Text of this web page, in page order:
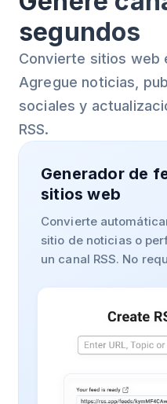
segundos
Convierte sitios web
Agregue noticias,
sociales y
RSS.
Generador de
sitios web
Convierte
sitio de noticias o
un canal RSS. No